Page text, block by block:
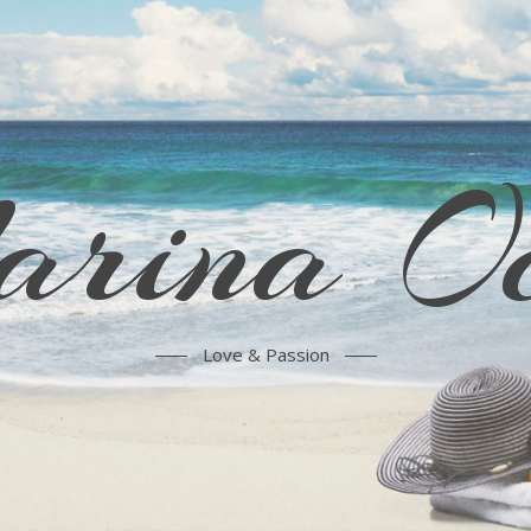
Love & Passion